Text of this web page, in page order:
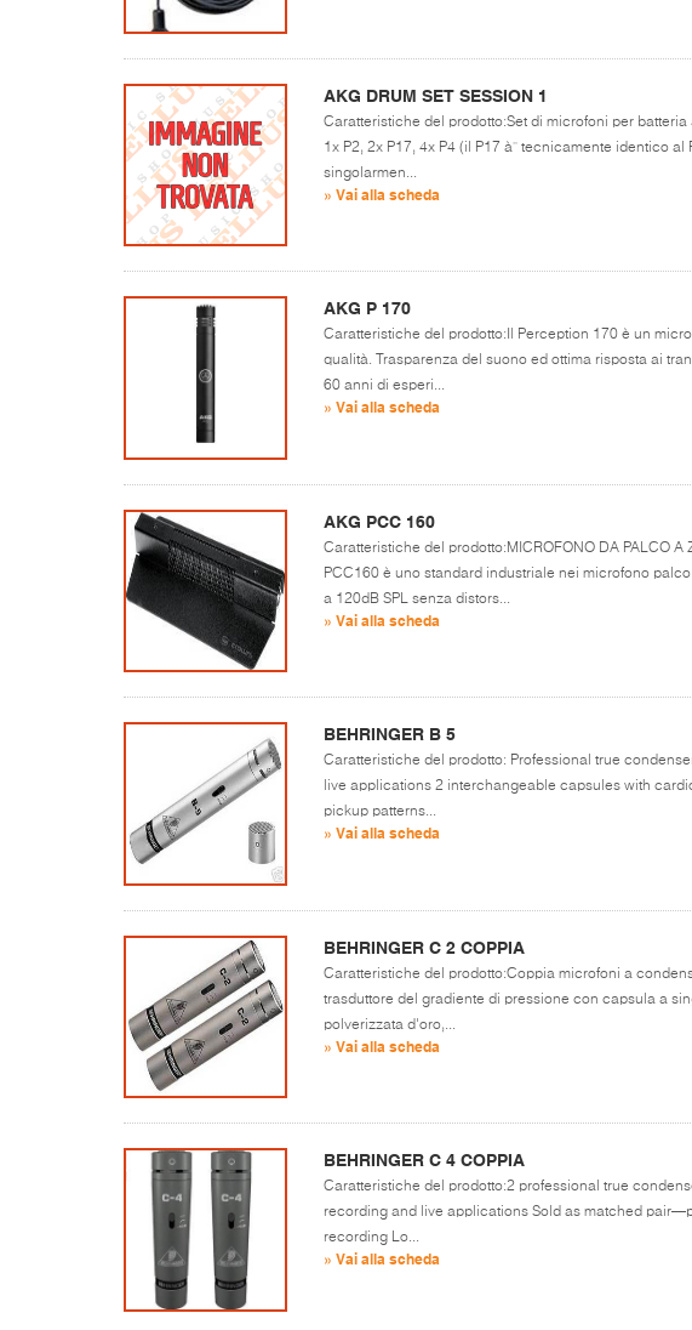
AKG DRUM SET SESSION 1
Caratteristiche del prodotto:Set di microfoni per
1x P2, 2x P17, 4x P4 (il P17 à¨ tecnicamente identico al
singolarmen...
» Vai alla scheda
AKG P 170
Caratteristiche del prodotto:Il Perception 170 è un
qualità. Trasparenza del suono ed ottima risposta ai
60 anni di esperi...
» Vai alla scheda
AKG PCC 160
Caratteristiche del prodotto:MICROFONO DA PALCO A
PCC160 è uno standard industriale nei microfono
a 120dB SPL senza distors...
» Vai alla scheda
BEHRINGER B 5
Caratteristiche del prodotto: Professional true
live applications 2 interchangeable capsules with
pickup patterns...
» Vai alla scheda
BEHRINGER C 2 COPPIA
Caratteristiche del prodotto:Coppia microfoni a
trasduttore del gradiente di pressione con capsula a
polverizzata d'oro,...
» Vai alla scheda
BEHRINGER C 4 COPPIA
Caratteristiche del prodotto:2 professional true
recording and live applications Sold as matched
recording Lo...
» Vai alla scheda